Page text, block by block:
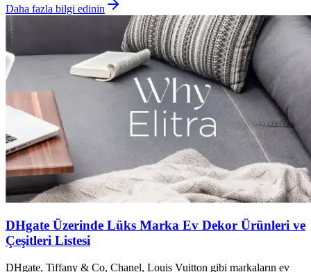
Daha fazla bilgi edinin
DHgate Üzerinde Lüks Marka Ev Dekor Ürünleri ve
Çeşitleri Listesi
DHgate, Tiffany & Co, Chanel, Louis Vuitton gibi markaların ev